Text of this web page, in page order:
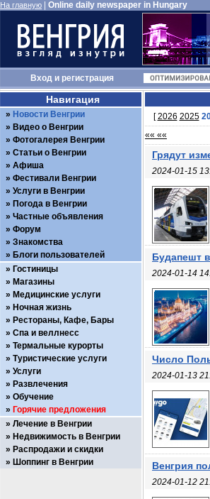
На главную Online daily newspaper in Hungary
Входи регистрация
[2026 2025
«« ««
Грядут
2024-01-15
Будапешт
2024-01-14
Число
2024-01-13
Венгрия
2024-01-12
Навигация
Новости Венгрии
Видео о Венгрии
Фотогалерея Венгрии
Статьи о Венгрии
Афиша
Фестивали Венгрии
Услуги в Венгрии
Погода в Венгрии
Частные объявления
Форум
Знакомства
Блоги пользователей
Гостиницы
Магазины
Медицинские услуги
Ночная жизнь
Рестораны, Кафе, Бары
Спа и веллнесс
Термальные курорты
Туристические услуги
Услуги
Развлечения
Обучение
Горячие предложения
Лечение в Венгрии
Недвижимость в Венгрии
Распродажи и скидки
Шоппинг в Венгрии